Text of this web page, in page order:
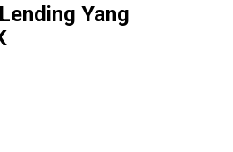
Yang